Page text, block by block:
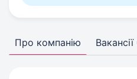
Про компанію Вакансії